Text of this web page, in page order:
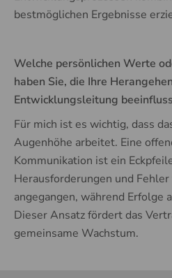
bestmöglichen Ergebnisse
Welche persönlichen Werte
haben Sie, die Ihre
Entwicklungsleitung
Für mich ist es wichtig, dass
Augenhöhe arbeitet. Eine
Kommunikation ist ein
Herausforderungen und
angegangen, während Erfolge
Dieser Ansatz fördert das
gemeinsame Wachstum.